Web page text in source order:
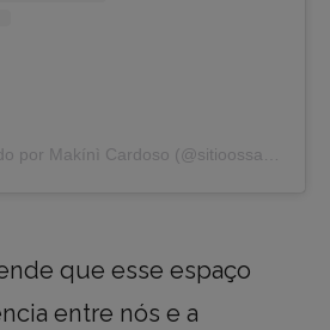
que esse espaço
entre nós e a